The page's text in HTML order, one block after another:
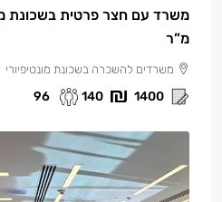
מ”ר
משרדים להשכרה בשכונת מונטיפיורי
1400
140
96